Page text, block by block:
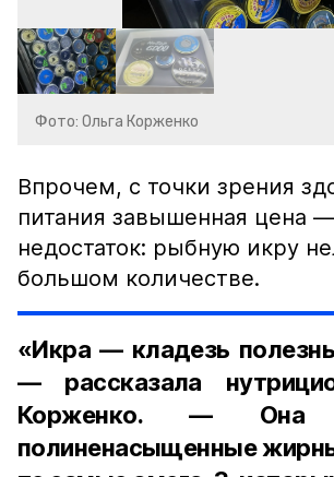
Фото: Ольга Корженко
Впрочем, с точки зрения
питания завышенная цена
недостаток: рыбную икру
большом количестве.
«Икра — кладезь
— рассказала
Корженко. — Она
полиненасыщенные